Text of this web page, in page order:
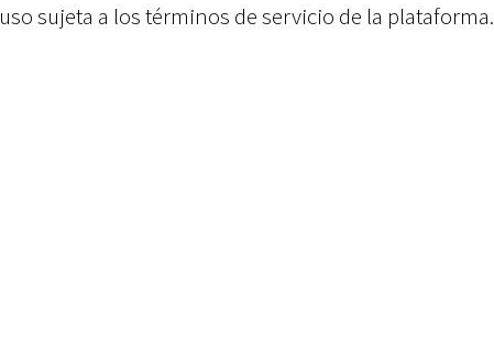
uso sujeta a los términos de servicio de la plataforma.